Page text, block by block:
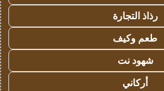
رذاذ التجارة
طعم وكيف
شهود نت
أركاني